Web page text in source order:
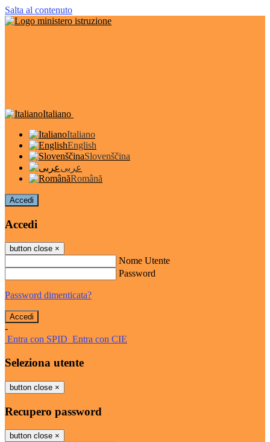
Salta al contenuto
Italiano
Italiano
English
Slovenščina
عربى
Română
Accedi
Accedi
button close ×
Nome Utente
Password
Password dimenticata?
-
Entra con SPID Entra con CIE
Seleziona utente
button close ×
Recupero password
button close ×